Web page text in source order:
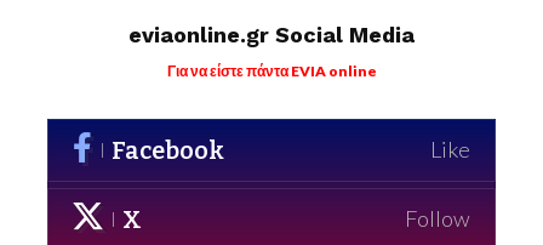
eviaonline.gr Social Media
Για να είστε πάντα EVIA online
Facebook Like
X Follow